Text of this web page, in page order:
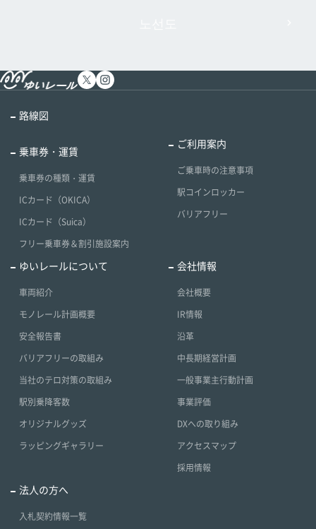
路線図
乗車券・運賃
乗車券の種類・運賃
ICカード（OKICA）
ICカード（Suica）
フリー乗車券＆割引施設案内
ご利用案内
ご乗車時の注意事項
駅コインロッカー
バリアフリー
ゆいレールについて
車両紹介
モノレール計画概要
安全報告書
バリアフリーの取組み
当社のテロ対策の取組み
駅別乗降客数
オリジナルグッズ
ラッピングギャラリー
会社情報
会社概要
IR情報
沿革
中長期経営計画
一般事業主行動計画
事業評価
DXへの取り組み
アクセスマップ
採用情報
法人の方へ
入札契約情報一覧